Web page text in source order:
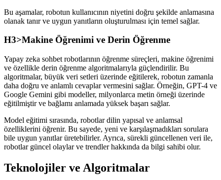
Bu aşamalar, robotun kullanıcının niyetini doğru şekilde anlamasına
olanak tanır ve uygun yanıtların oluşturulması için temel sağlar.
H3>Makine Öğrenimi ve Derin Öğrenme
Yapay zeka sohbet robotlarının öğrenme süreçleri, makine öğrenimi
ve özellikle derin öğrenme algoritmalarıyla güçlendirilir. Bu
algoritmalar, büyük veri setleri üzerinde eğitilerek, robotun zamanla
daha doğru ve anlamlı cevaplar vermesini sağlar. Örneğin, GPT-4 ve
Google Gemini gibi modeller, milyonlarca metin örneği üzerinde
eğitilmiştir ve bağlamı anlamada yüksek başarı sağlar.
Model eğitimi sırasında, robotlar dilin yapısal ve anlamsal
özelliklerini öğrenir. Bu sayede, yeni ve karşılaşmadıkları sorulara
bile uygun yanıtlar üretebilirler. Ayrıca, sürekli güncellenen veri ile,
robotlar güncel olaylar ve trendler hakkında da bilgi sahibi olur.
Teknolojiler ve Algoritmalar